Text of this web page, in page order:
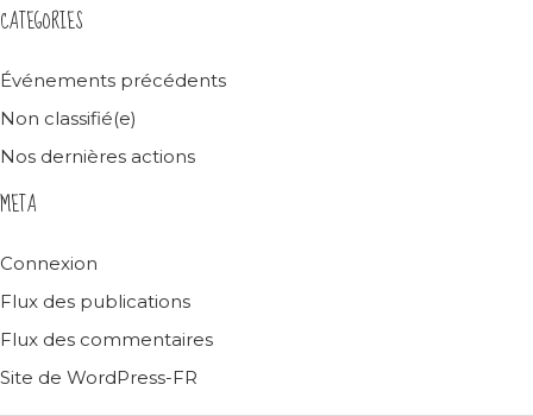
CATEGORIES
Événements précédents
Non classifié(e)
Nos dernières actions
META
Connexion
Flux des publications
Flux des commentaires
Site de WordPress-FR